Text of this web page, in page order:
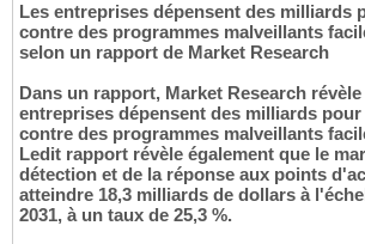
Les entreprises dépensent des milliards
contre des programmes malveillants
selon un rapport de Market Research
Dans un rapport, Market Research
entreprises dépensent des milliards
contre des programmes malveillants
Ledit rapport révèle également que le
détection et de la réponse aux points
atteindre 18,3 milliards de dollars à
2031, à un taux de 25,3 %.